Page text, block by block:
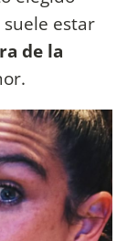
estar
de la